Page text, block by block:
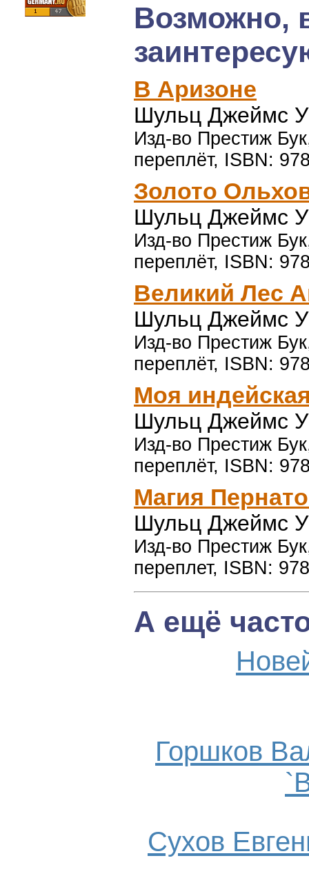
Возможно,
В Аризоне
Шульц Джеймс
Изд-во Престиж
переплёт, ISBN:
Золото
Шульц Джеймс
Изд-во Престиж
переплёт, ISBN:
Великий Лес
Шульц Джеймс
Изд-во Престиж
переплёт, ISBN:
Моя
Шульц Джеймс
Изд-во Престиж
переплёт, ISBN:
Магия
Шульц Джеймс
Изд-во Престиж
переплет, ISBN:
А ещё
Горшков
Сухов